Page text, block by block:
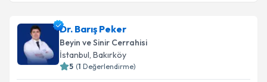
takvim hazırlandığında e-posta ile bilgilendireceğiz.
E-posta Adresiniz
Dr. Barış Peker
Beyin ve Sinir Cerrahisi
İstanbul, Bakırköy
5 (1 Değerlendirme)